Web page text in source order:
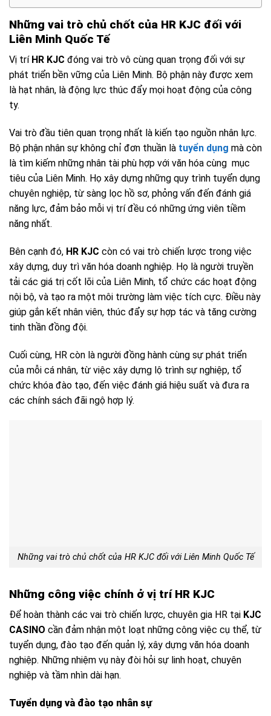
Những vai trò chủ chốt của HR KJC đối với
Liên Minh Quốc Tế
Vị trí HR KJC đóng vai trò vô cùng quan trọng đối với sự
phát triển bền vững của Liên Minh. Bộ phận này được xem
là hạt nhân, là động lực thúc đẩy mọi hoạt động của công
ty.
Vai trò đầu tiên quan trọng nhất là kiến tạo nguồn nhân lực.
Bộ phận nhân sự không chỉ đơn thuần là tuyển dụng mà còn
là tìm kiếm những nhân tài phù hợp với văn hóa cùng mục
tiêu của Liên Minh. Họ xây dựng những quy trình tuyển dụng
chuyên nghiệp, từ sàng lọc hồ sơ, phỏng vấn đến đánh giá
năng lực, đảm bảo mỗi vị trí đều có những ứng viên tiềm
năng nhất.
Bên cạnh đó, HR KJC còn có vai trò chiến lược trong việc
xây dựng, duy trì văn hóa doanh nghiệp. Họ là người truyền
tải các giá trị cốt lõi của Liên Minh, tổ chức các hoạt động
nội bộ, và tạo ra một môi trường làm việc tích cực. Điều này
giúp gắn kết nhân viên, thúc đẩy sự hợp tác và tăng cường
tinh thần đồng đội.
Cuối cùng, HR còn là người đồng hành cùng sự phát triển
của mỗi cá nhân, từ việc xây dựng lộ trình sự nghiệp, tổ
chức khóa đào tạo, đến việc đánh giá hiệu suất và đưa ra
các chính sách đãi ngộ hợp lý.
Những vai trò chủ chốt của HR KJC đối với Liên Minh Quốc Tế
Những công việc chính ở vị trí HR KJC
Để hoàn thành các vai trò chiến lược, chuyên gia HR tại KJC
CASINO cần đảm nhận một loạt những công việc cụ thể, từ
tuyển dụng, đào tạo đến quản lý, xây dựng văn hóa doanh
nghiệp. Những nhiệm vụ này đòi hỏi sự linh hoạt, chuyên
nghiệp và tầm nhìn dài hạn.
Tuyển dụng và đào tạo nhân sự